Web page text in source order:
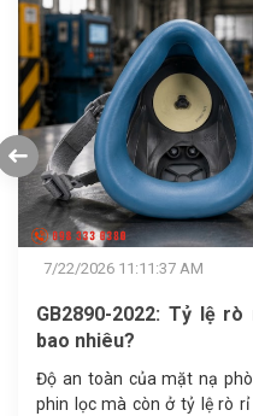
7/22/2026 11:11:37 AM
GB2890-2022: Tỷ lệ
bao nhiêu?
Độ an toàn của mặt nạ
phin lọc mà còn ở tỷ lệ rò